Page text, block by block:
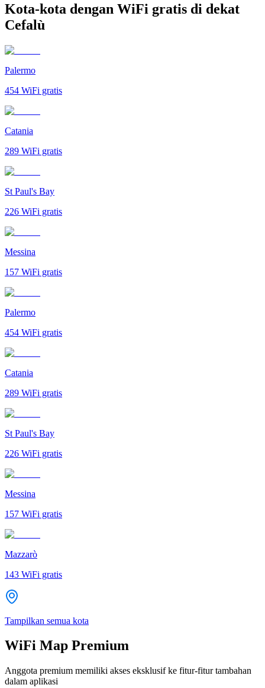
Kota-kota dengan WiFi gratis di dekat
Cefalù
Palermo
454 WiFi gratis
Catania
289 WiFi gratis
St Paul's Bay
226 WiFi gratis
Messina
157 WiFi gratis
Palermo
454 WiFi gratis
Catania
289 WiFi gratis
St Paul's Bay
226 WiFi gratis
Messina
157 WiFi gratis
Mazzarò
143 WiFi gratis
Tampilkan semua kota
WiFi Map Premium
Anggota premium memiliki akses eksklusif ke fitur-fitur tambahan
dalam aplikasi